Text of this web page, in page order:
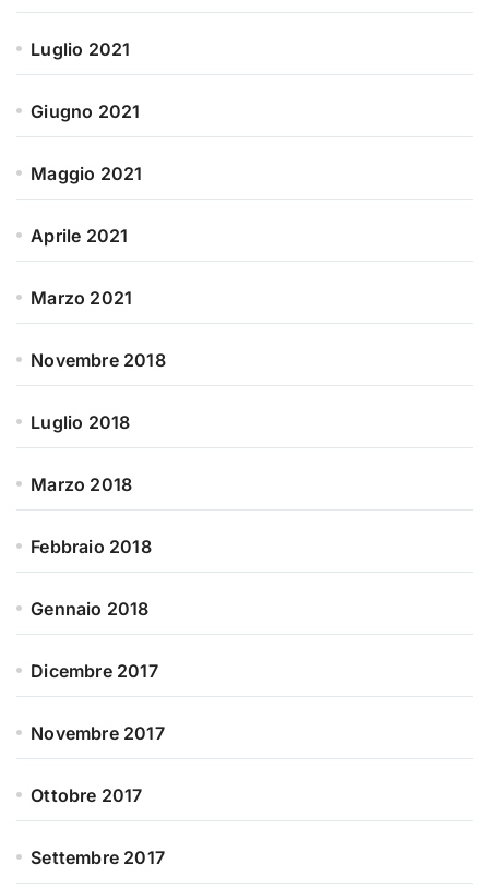
Luglio 2021
Giugno 2021
Maggio 2021
Aprile 2021
Marzo 2021
Novembre 2018
Luglio 2018
Marzo 2018
Febbraio 2018
Gennaio 2018
Dicembre 2017
Novembre 2017
Ottobre 2017
Settembre 2017